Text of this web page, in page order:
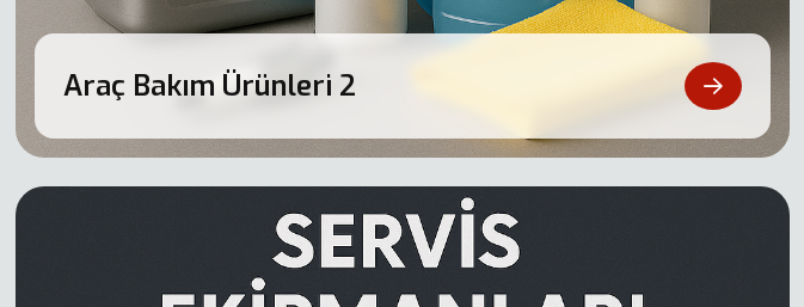
Araç Bakım Ürünleri 2